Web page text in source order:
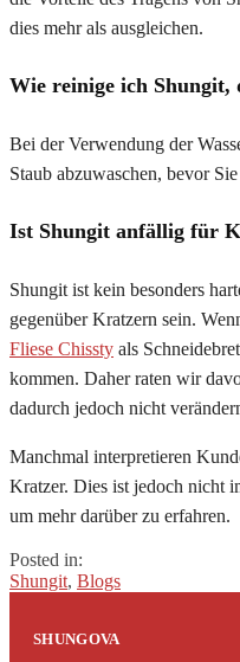
dies mehr als ausgleichen.
Wie reinige ich Shungit,
Bei der Verwendung der
Staub abzuwaschen, bevor
Ist Shungit anfällig für
Shungit ist kein besonders
gegenüber Kratzern sein.
Fliese Chissty als
kommen. Daher raten wir
dadurch jedoch nicht
Manchmal interpretieren
Kratzer. Dies ist jedoch nicht
um mehr darüber zu erfahren.
Posted in:
Shungit, Blogs
SHUNGOVA